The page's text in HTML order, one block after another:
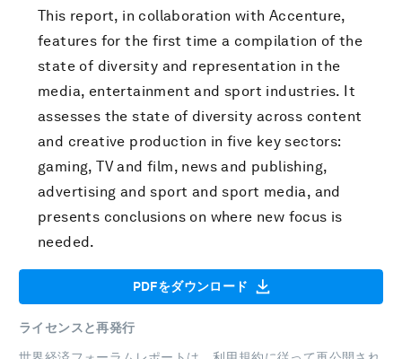
This report, in collaboration with Accenture,
features for the first time a compilation of the
state of diversity and representation in the
media, entertainment and sport industries. It
assesses the state of diversity across content
and creative production in five key sectors:
gaming, TV and film, news and publishing,
advertising and sport and sport media, and
presents conclusions on where new focus is
needed.
PDFをダウンロード
ライセンスと再発行